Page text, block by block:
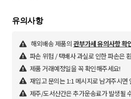
유의사항
해외배송 제품의 관부가세 유의사항 확
파손 위험 / 택배사 과실로 인한 파손은
제품 거래예정일을 꼭 확인해주세요!
재입고 문의는 1:1 메시지로 남겨주시면
제주/도서산간은 추가운송료가 발생될